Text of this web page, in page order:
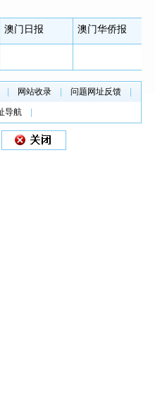
澳门日报 澳门华侨报
网站收录| 问题网址反馈|
导航|